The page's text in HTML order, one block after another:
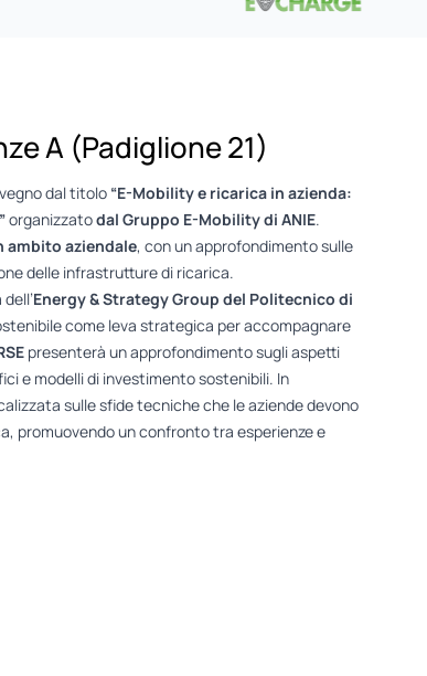
A (Padiglione 21)
dal titolo “E-Mobility e ricarica in azienda:
organizzatodal Gruppo E-Mobility di ANIE.
aziendale, con un approfondimento sulle
delle infrastrutture di ricarica.
Energy & Strategy Group del Politecnico di
come leva strategica per accompagnare
presenterà un approfondimento sugli aspetti
e modelli di investimento sostenibili. In
sulle sfide tecniche che le aziende devono
promuovendo un confronto tra esperienze e